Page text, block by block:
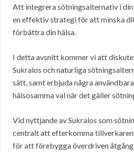
Att integrera sötningsalternativ i
en effektiv strategi för att minska
förbättra din hälsa.
I detta avsnitt kommer vi att
Sukralos och naturliga
sätt, samt erbjuda några
hälsosamma val när det gäller
Vid nyttjande av Sukralos som
centralt att efterkomma
för att förebygga överdriven